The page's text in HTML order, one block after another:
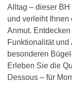
Alltag – dieser BH
und verleiht Ihnen
Anmut.
Funktionalität
besonderen
Erleben Sie die
Dessous – für